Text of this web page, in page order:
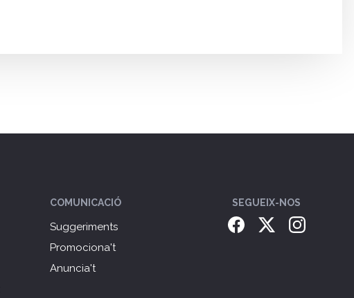
COMUNICACIÓ
Suggeriments
Promociona't
Anuncia't
SEGUEIX-NOS